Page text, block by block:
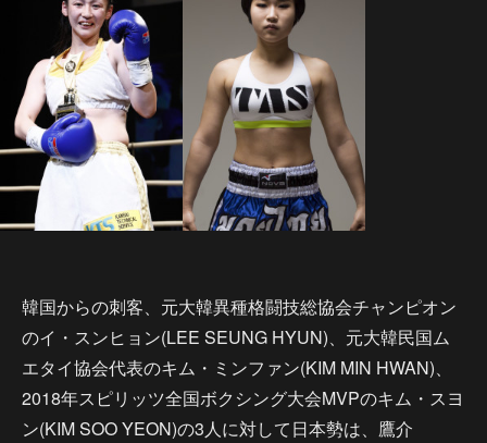
韓国からの刺客、元大韓異種格闘技総協会チャンピオン
のイ・スンヒョン(LEE SEUNG HYUN)、元大韓民国ム
エタイ協会代表のキム・ミンファン(KIM MIN HWAN)、
2018年スピリッツ全国ボクシング大会MVPのキム・スヨ
ン(KIM SOO YEON)の3人に対して日本勢は、鷹介